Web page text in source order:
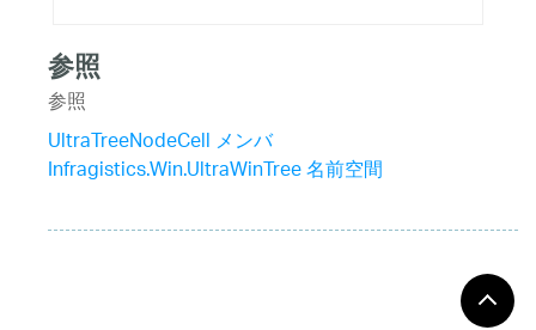
参照
参照
UltraTreeNodeCell メンバ
Infragistics.Win.UltraWinTree 名前空間